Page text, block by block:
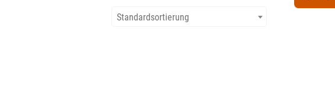
Standardsortierung